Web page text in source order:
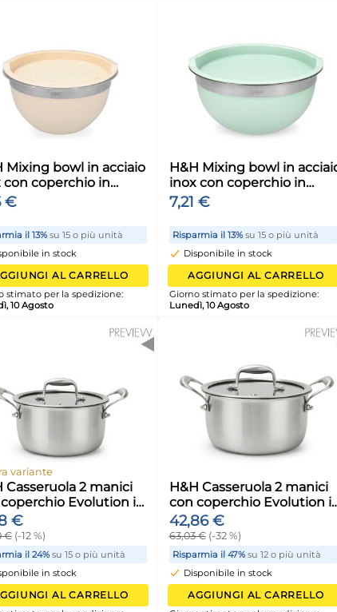
H&H Mixing bowl in acciaio
inox con coperchio in